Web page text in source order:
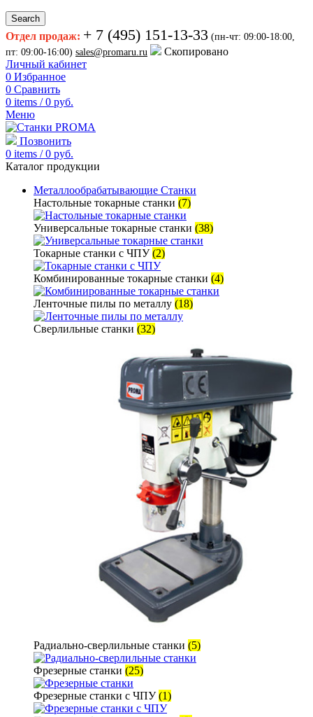
Search
Отдел продаж: + 7 (495) 151-13-33 (пн-чт: 09:00-18:00,
пт: 09:00-16:00) sales@promaru.ru
Скопировано
Личный кабинет
0 Избранное
0 Сравнить
0 items / 0 руб.
Меню
Позвонить
0 items / 0 руб.
Каталог продукции
Металлообрабатывающие Станки
Настольные токарные станки (7)
Универсальные токарные станки (38)
Токарные станки с ЧПУ(2)
Комбинированные токарные станки (4)
Ленточные пилы по металлу (18)
Сверлильные станки (32)
Радиально-сверлильные станки (5)
Фрезерные станки (25)
Фрезерные станки с ЧПУ(1)